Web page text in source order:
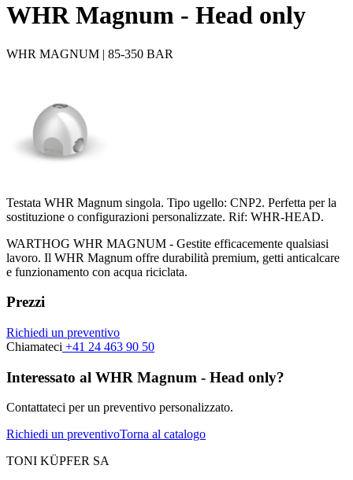
WHR Magnum - Head only
WHR MAGNUM | 85-350 BAR
Testata WHR Magnum singola. Tipo ugello: CNP2. Perfetta per la
sostituzione o configurazioni personalizzate. Rif: WHR-HEAD.
WARTHOG WHR MAGNUM - Gestite efficacemente qualsiasi
lavoro. Il WHR Magnum offre durabilità premium, getti anticalcare
e funzionamento con acqua riciclata.
Prezzi
Richiedi un preventivo
Chiamateci +41 24 463 90 50
Interessato al WHR Magnum - Head only?
Contattateci per un preventivo personalizzato.
Richiedi un preventivoTorna al catalogo
TONI KÜPFER SA